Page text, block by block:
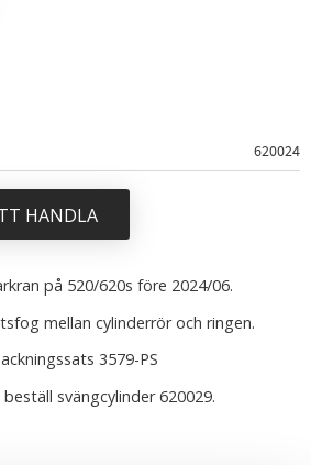
620024
HANDLA
på 520/620s före 2024/06.
mellan cylinderrör och ringen.
3579-PS
svängcylinder 620029.